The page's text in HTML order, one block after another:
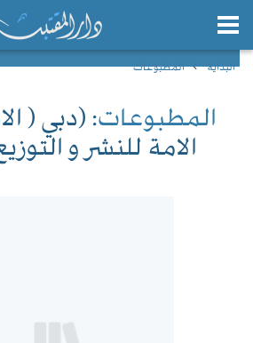
البداية المطبوعات
المطبوعات: (دبي (
الامة للنشر و التوزيع ،